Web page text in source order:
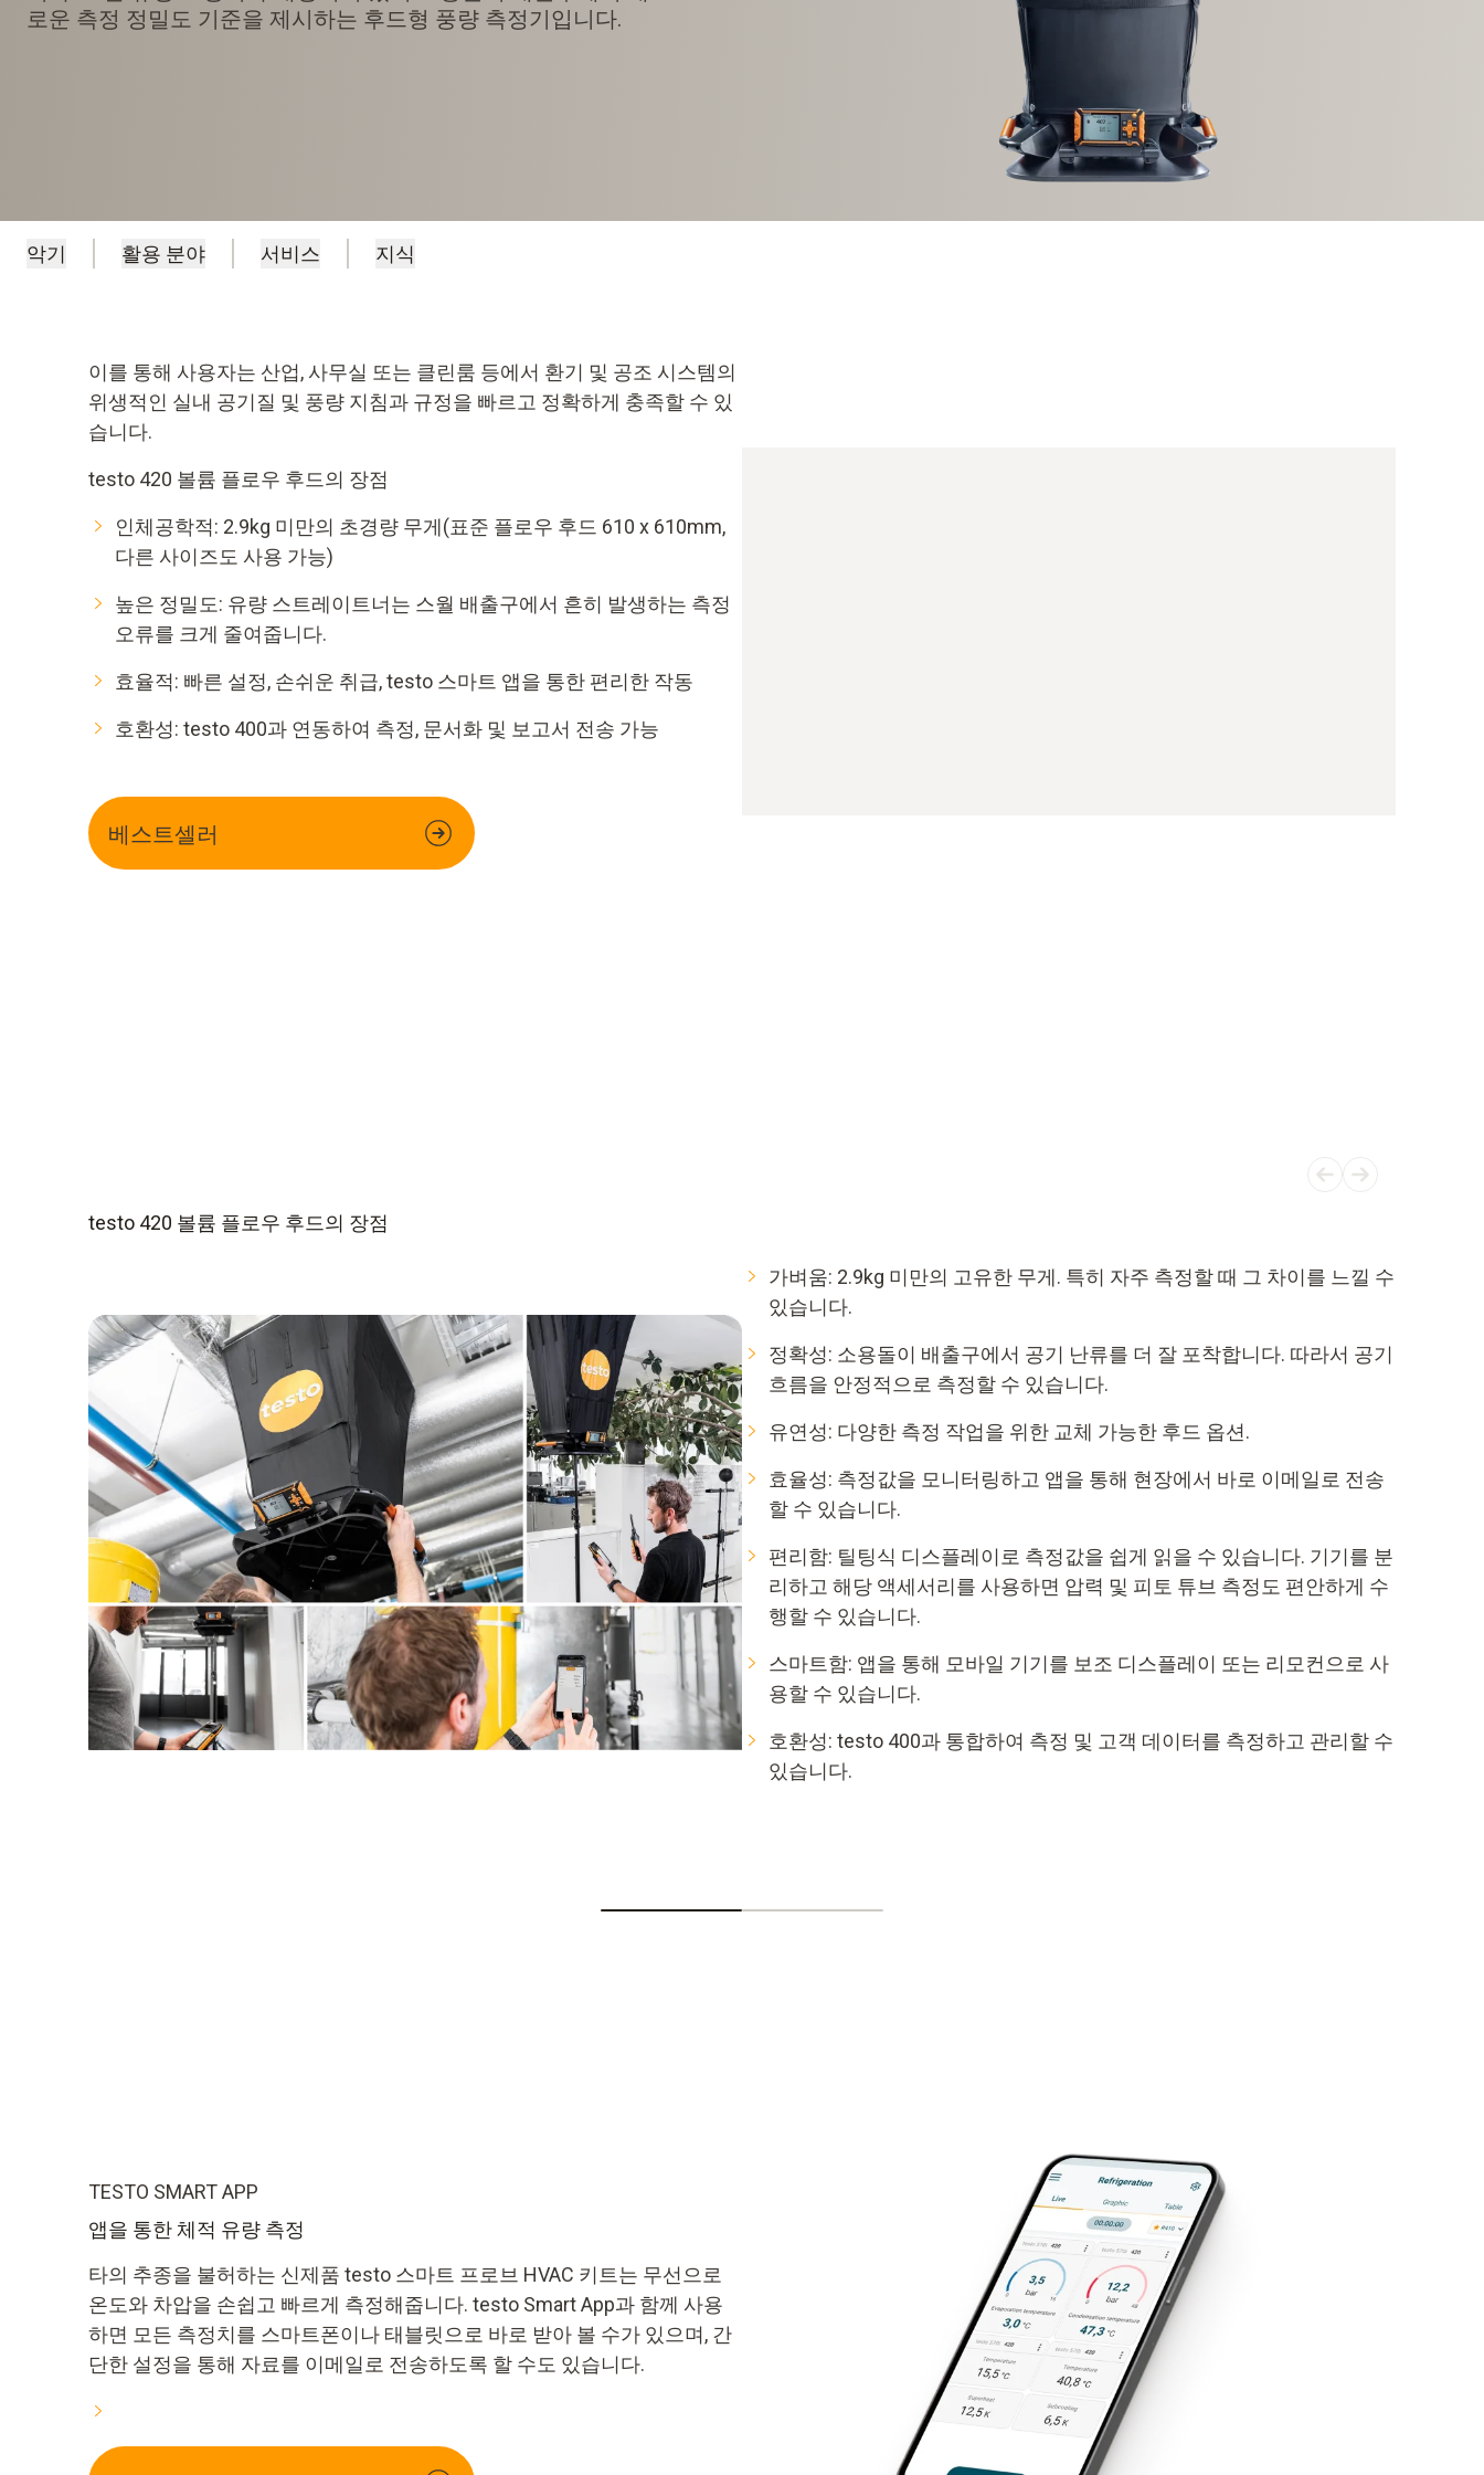
로운 측정 정밀도 기준을 제시하는 후드형 풍량 측정기입니다.
악기 활용 분야 서비스 지식
이를 통해 사용자는 산업, 사무실 또는 클린룸 등에서 환기 및 공조 시스템의
위생적인 실내 공기질 및 풍량 지침과 규정을 빠르고 정확하게 충족할 수 있
습니다.
testo 420 볼륨 플로우 후드의 장점
인체공학적: 2.9kg 미만의 초경량 무게(표준 플로우 후드 610 x 610mm,
다른 사이즈도 사용 가능)
높은 정밀도: 유량 스트레이트너는 스월 배출구에서 흔히 발생하는 측정
오류를 크게 줄여줍니다.
효율적: 빠른 설정, 손쉬운 취급, testo 스마트 앱을 통한 편리한 작동
호환성: testo 400과 연동하여 측정, 문서화 및 보고서 전송 가능
베스트셀러
testo 420 볼륨 플로우 후드의 장점
가벼움: 2.9kg 미만의 고유한 무게. 특히 자주 측정할 때 그 차이를 느낄 수
있습니다.
정확성: 소용돌이 배출구에서 공기 난류를 더 잘 포착합니다. 따라서 공기
흐름을 안정적으로 측정할 수 있습니다.
유연성: 다양한 측정 작업을 위한 교체 가능한 후드 옵션.
효율성: 측정값을 모니터링하고 앱을 통해 현장에서 바로 이메일로 전송
할 수 있습니다.
편리함: 틸팅식 디스플레이로 측정값을 쉽게 읽을 수 있습니다. 기기를 분
리하고 해당 액세서리를 사용하면 압력 및 피토 튜브 측정도 편안하게 수
행할 수 있습니다.
스마트함: 앱을 통해 모바일 기기를 보조 디스플레이 또는 리모컨으로 사
용할 수 있습니다.
호환성: testo 400과 통합하여 측정 및 고객 데이터를 측정하고 관리할 수
있습니다.
TESTO SMART APP
앱을 통한 체적 유량 측정
타의 추종을 불허하는 신제품 testo 스마트 프로브 HVAC 키트는 무선으로
온도와 차압을 손쉽고 빠르게 측정해줍니다. testo Smart App과 함께 사용
하면 모든 측정치를 스마트폰이나 태블릿으로 바로 받아 볼 수가 있으며, 간
단한 설정을 통해 자료를 이메일로 전송하도록 할 수도 있습니다.